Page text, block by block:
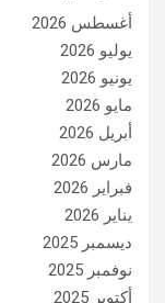
أغسطس 2026
يوليو 2026
يونيو 2026
مايو 2026
أبريل 2026
مارس 2026
فبراير 2026
يناير 2026
ديسمبر 2025
نوفمبر 2025
أكتوبر 2025